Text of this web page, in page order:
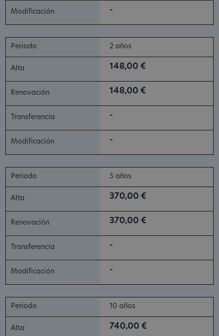
-
2 años
148,00 €
148,00 €
-
-
5 años
370,00 €
370,00 €
-
-
10 años
740,00 €